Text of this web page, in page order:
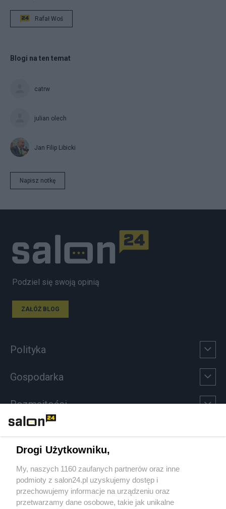
Rafał Woś
Blogi na ten temat
catrw
julian olech
Jan Filip Libicki
Napisz notkę
Podziel się swoją opinią
ZAŁÓŻ BLOG
Polityka
Gospodarka
Rozmaitości
Sport
Społeczeństwo
Drogi Użytkowniku,
My, naszych 1160 zaufanych partnerów oraz inne
podmioty z salon24.pl uzyskujemy dostęp i
przechowujemy informacje na urządzeniu oraz
przetwarzamy dane osobowe, takie jak unikalne